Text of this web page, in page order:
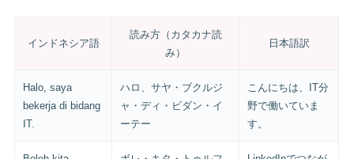
インドネシア語
読み方（カタカナ読
み）
日本語訳
Halo, saya
bekerja di bidang
IT.
ハロ、サヤ・ブクルジ
ャ・ディ・ビダン・イ
ーテー
こんにちは、IT分
野で働いていま
す。